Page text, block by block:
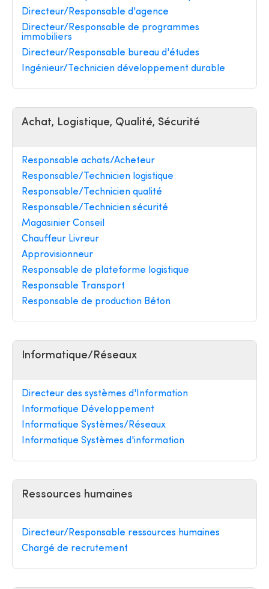
Directeur/Responsable d'agence
Directeur/Responsable de programmes
immobiliers
Directeur/Responsable bureau d'études
Ingénieur/Technicien développement durable
Achat, Logistique, Qualité, Sécurité
Responsable achats/Acheteur
Responsable/Technicien logistique
Responsable/Technicien qualité
Responsable/Technicien sécurité
Magasinier Conseil
Chauffeur Livreur
Approvisionneur
Responsable de plateforme logistique
Responsable Transport
Responsable de production Béton
Informatique/Réseaux
Directeur des systèmes d'Information
Informatique Développement
Informatique Systèmes/Réseaux
Informatique Systèmes d'information
Ressources humaines
Directeur/Responsable ressources humaines
Chargé de recrutement